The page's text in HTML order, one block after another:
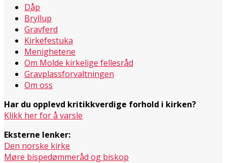
Dåp
Bryllup
Gravferd
Kirkefestuka
Menighetene
Om Molde kirkelige fellesråd
Gravplassforvaltningen
Om oss
Har du opplevd kritikkverdige forhold i kirken?
Klikk her for å varsle
Eksterne lenker:
Den norske kirke
Møre bispedømmeråd og biskop